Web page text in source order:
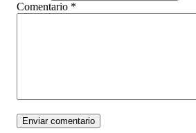
Comentario *